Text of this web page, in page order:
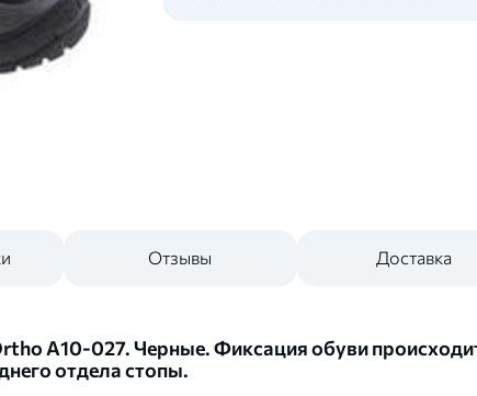
Отзывы Доставка
А10-027. Черные. Фиксация обуви
отдела стопы.